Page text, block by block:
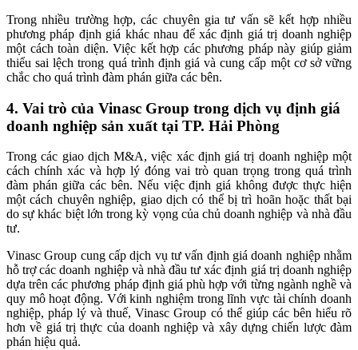
Trong nhiều trường hợp, các chuyên gia tư vấn sẽ kết hợp nhiều
phương pháp định giá khác nhau để xác định giá trị doanh nghiệp
một cách toàn diện. Việc kết hợp các phương pháp này giúp giảm
thiểu sai lệch trong quá trình định giá và cung cấp một cơ sở vững
chắc cho quá trình đàm phán giữa các bên.
4. Vai trò của Vinasc Group trong dịch vụ định giá
doanh nghiệp sản xuất tại TP. Hải Phòng
Trong các giao dịch M&A, việc xác định giá trị doanh nghiệp một
cách chính xác và hợp lý đóng vai trò quan trọng trong quá trình
đàm phán giữa các bên. Nếu việc định giá không được thực hiện
một cách chuyên nghiệp, giao dịch có thể bị trì hoãn hoặc thất bại
do sự khác biệt lớn trong kỳ vọng của chủ doanh nghiệp và nhà đầu
tư.
Vinasc Group cung cấp dịch vụ tư vấn định giá doanh nghiệp nhằm
hỗ trợ các doanh nghiệp và nhà đầu tư xác định giá trị doanh nghiệp
dựa trên các phương pháp định giá phù hợp với từng ngành nghề và
quy mô hoạt động. Với kinh nghiệm trong lĩnh vực tài chính doanh
nghiệp, pháp lý và thuế, Vinasc Group có thể giúp các bên hiểu rõ
hơn về giá trị thực của doanh nghiệp và xây dựng chiến lược đàm
phán hiệu quả.